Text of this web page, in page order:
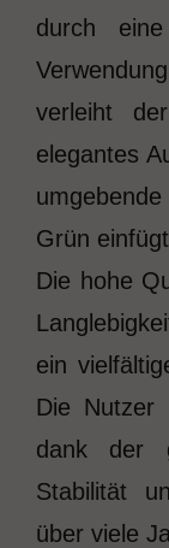
durch
verleiht
elegantes
Grün
Die hohe
ein
Die Nutzer
dank der
Stabilität
über viele